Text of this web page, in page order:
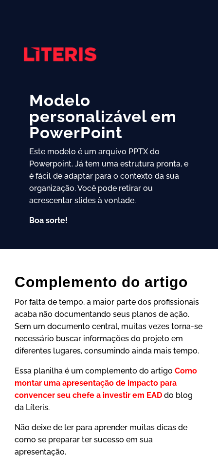
Modelo
personalizável em
PowerPoint
Este modelo é um arquivo PPTX do
Powerpoint. Já tem uma estrutura pronta, e
é fácil de adaptar para o contexto da sua
organização. Você pode retirar ou
acrescentar slides à vontade.
Boa sorte!
Complemento do artigo
Por falta de tempo, a maior parte dos profissionais
acaba não documentando seus planos de ação.
Sem um documento central, muitas vezes torna-se
necessário buscar informações do projeto em
diferentes lugares, consumindo ainda mais tempo.
Essa planilha é um complemento do artigo Como
montar uma apresentação de impacto para
convencer seu chefe a investir em EAD do blog
da Líteris.
Não deixe de ler para aprender muitas dicas de
como se preparar ter sucesso em sua
apresentação.